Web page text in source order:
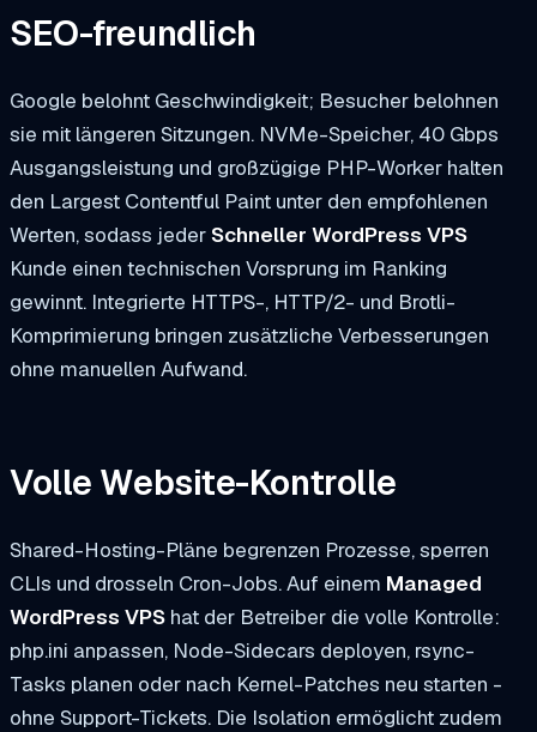
SEO-freundlich
Google belohnt Geschwindigkeit; Besucher belohnen
sie mit längeren Sitzungen. NVMe-Speicher, 40 Gbps
Ausgangsleistung und großzügige PHP-Worker halten
den Largest Contentful Paint unter den empfohlenen
Werten, sodass jederSchneller WordPress VPS
Kunde einen technischen Vorsprung im Ranking
gewinnt. Integrierte HTTPS-, HTTP/2- und Brotli-
Komprimierung bringen zusätzliche Verbesserungen
ohne manuellen Aufwand.
Volle Website-Kontrolle
Shared-Hosting-Pläne begrenzen Prozesse, sperren
CLIs und drosseln Cron-Jobs. Auf einem Managed
WordPress VPS hat der Betreiber die volle Kontrolle:
php.ini anpassen, Node-Sidecars deployen, rsync-
Tasks planen oder nach Kernel-Patches neu starten -
ohne Support-Tickets. Die Isolation ermöglicht zudem